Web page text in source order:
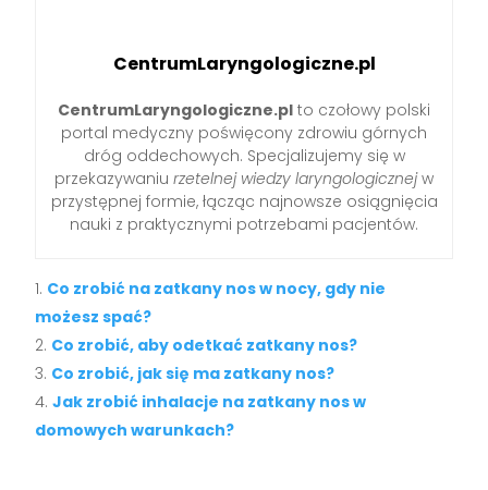
CentrumLaryngologiczne.pl
CentrumLaryngologiczne.pl to czołowy polski
portal medyczny poświęcony zdrowiu górnych
dróg oddechowych. Specjalizujemy się w
przekazywaniu rzetelnej wiedzy laryngologicznejw
przystępnej formie, łącząc najnowsze osiągnięcia
nauki z praktycznymi potrzebami pacjentów.
Co zrobić na zatkany nos w nocy, gdy nie
możesz spać?
Co zrobić, aby odetkać zatkany nos?
Co zrobić, jak się ma zatkany nos?
Jak zrobić inhalacje na zatkany nos w
domowych warunkach?